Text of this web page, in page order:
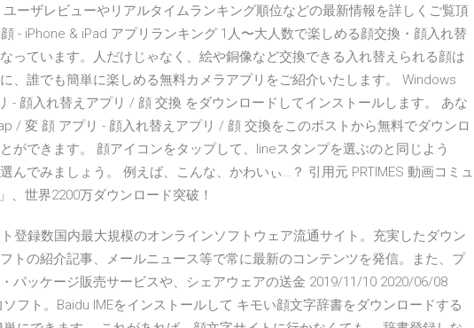
ーザレビューやリアルタイムランキング順位などの最新情報を詳しくご覧頂
- iPhone & iPad アプリランキング 1人〜大人数で楽しめる顔交換・顔入れ替
っています。人だけじゃなく、絵や銅像など交換できる入れ替えられる顔は
、誰でも簡単に楽しめる無料カメラアプリをご紹介いたします。 Windows
- 顔入れ替えアプリ / 顔 交換 をダウンロードしてインストールします。 あな
/ 変 顔 アプリ - 顔入れ替えアプリ / 顔 交換をこのポストから無料でダウンロ
ができます。 顔アイコンをタップして、lineスタンプを選ぶのと同じよう
んでみましょう。 例えば、こんな、かわいぃ…？ 引用元 PRTIMES 動画コミュ
、世界2200万ダウンロード突破！
登録数国内最大規模のオンラインソフトウェア流通サイト。充実したダウン
トの紹介記事、メールニュース等で常に最新のコンテンツを発信。また、プ
パッケージ販売サービスや、シェアウェアの送金 2019/11/10 2020/06/08
フト。Baidu IMEをインストールして キモい顔文字辞書をダウンロードする